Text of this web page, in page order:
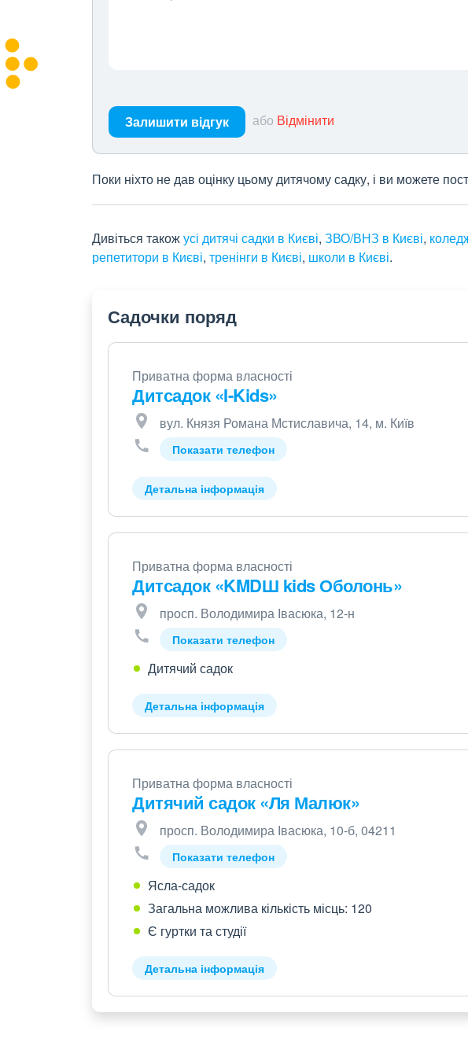
Залишити відгук або Відмінити
Поки ніхто не дав оцінку цьому дитячому садку, і ви можете
Дивіться такожусі дитячі садки в Києві, ЗВО/ВНЗ в Києві,
репетитори в Києві, тренінги в Києві, школи в Києві.
Садочки поряд
Приватна форма власності
Дитсадок «I-Kids»
вул. Князя Романа Мстиславича, 14, м. Київ
Показати телефон
Детальна інформація
Приватна форма власності
Дитсадок «KMDШ kids Оболонь»
просп. Володимира Івасюка, 12-н
Показати телефон
Дитячий садок
Детальна інформація
Приватна форма власності
Дитячий садок «Ля Малюк»
просп. Володимира Івасюка, 10-б, 04211
Показати телефон
Ясла-садок
Загальна можлива кількість місць: 120
Є гуртки та студії
Детальна інформація